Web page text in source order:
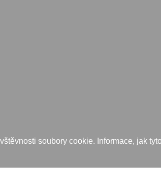
soubory cookie. Informace, jak